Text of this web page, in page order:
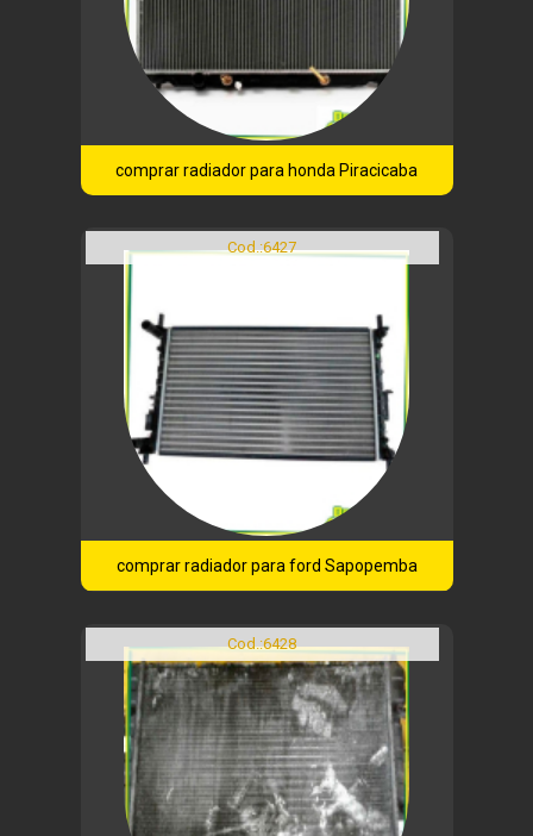
comprar radiador para honda Piracicaba
Cod.:6427
comprar radiador para ford Sapopemba
Cod.:6428